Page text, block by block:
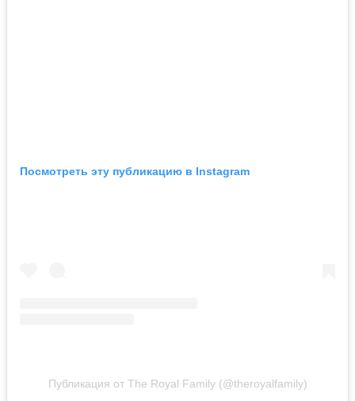
Посмотреть эту публикацию в Instagram
Публикация от The Royal Family (@theroyalfamily)